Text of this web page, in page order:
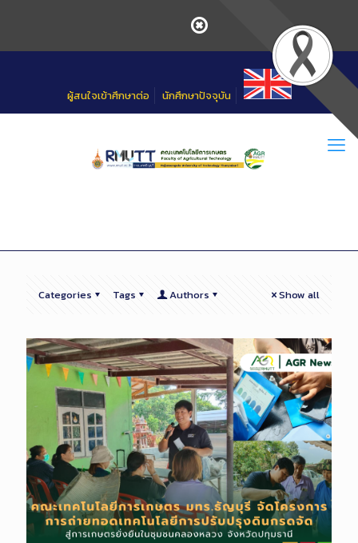
ผู้สนใจเข้าศึกษาต่อ นักศึกษาปัจจุบัน
Categories Tags Authors Show all